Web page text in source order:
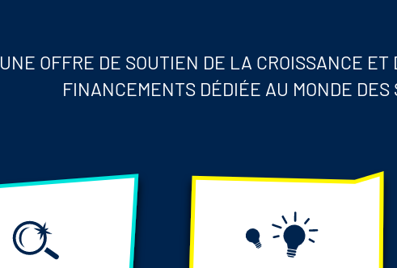
UNE OFFRE DE SOUTIEN DE LA CROISSANCE ET
FINANCEMENTS DÉDIÉE AU MONDE DES